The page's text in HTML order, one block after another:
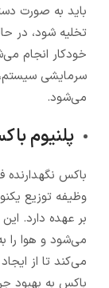
باید به صورت
تخلیه شود، در
خودکار انجام
سرمایشی
می‌شود.
پلنیوم
باکس نگهدارنده
وظیفه توزیع
بر عهده دارد.
می‌شود و هوا را
می‌کند تا از
باکس به بهبود